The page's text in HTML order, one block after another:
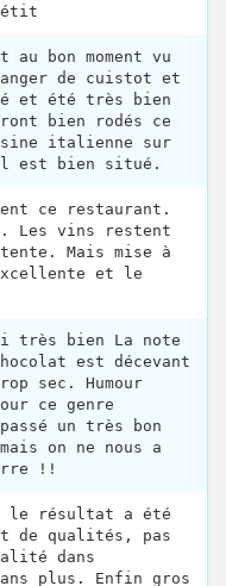
bon moment vu
de cuistot et
et été très bien
bien rodés ce
italienne sur
est bien situé.
ce restaurant.
Les vins restent
Mais mise à
et le
très bien La note
est décevant
sec. Humour
ce genre
un très bon
on ne nous a
!!
le résultat a été
de qualités, pas
dans
plus. Enfin gros